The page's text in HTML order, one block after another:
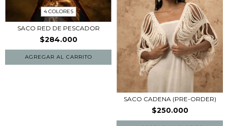
4 COLORES
SACO RED DE PESCADOR
$284.000
AGREGAR AL CARRITO
SACO CADENA (PRE-ORDER)
$250.000